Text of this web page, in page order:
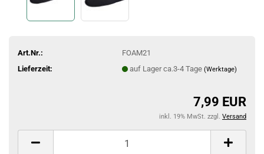
Art.Nr.:
FOAM21
Lieferzeit:
auf Lager ca.3-4 Tage (Werktage)
7,99 EUR
inkl. 19% MwSt. zzgl. Versand